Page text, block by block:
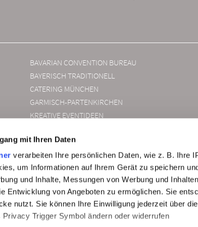
mit Ihren Daten
verarbeiten Ihre persönlichen Daten, wie z. B. Ihre
um Informationen auf Ihrem Gerät zu speichern
und Inhalte, Messungen von Werbung und
Entwicklung von Angeboten zu ermöglichen. Sie
nutzt. Sie können Ihre Einwilligung jederzeit über
Trigger Symbol ändern oder widerrufen
BAVARIAN CONVENTION BUREAU
BAYERISCH TRADITIONELL
CATERING MÜNCHEN
GARMISCH-PARTENKIRCHEN
KREATIVE EVENTIDEEN
MEETINGS FÜR ÜBER 100 PERSONEN
MEETINGS, TAGUNGEN UND EVENTS AM WASSER
MODERNE EVENT LOCATIONS BAYERN
RAHMENPROGRAMM IDEEN
SÜD-OST BAYERN
TAGEN IM GRÜNEN
TAGEN IN REGENSBURG